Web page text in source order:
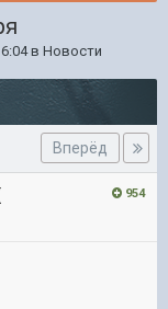
в Новости
Вперёд
954